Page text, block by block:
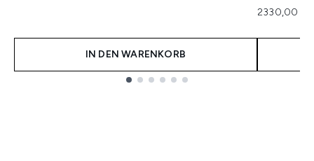
IN DEN WARENKORB
2330,00 €